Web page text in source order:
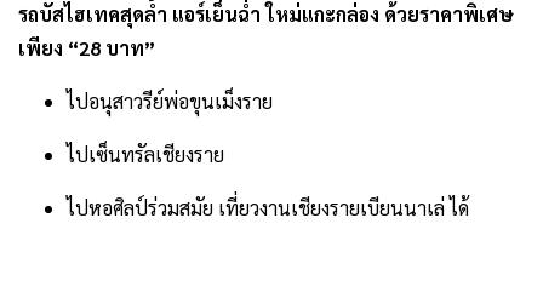
รถบัสไฮเทคสุดล้ำ แอร์เย็นฉ่ำ ใหม่แกะกล่อง ด้วยราคาพิเศษ
เพียง “28 บาท”
ไปอนุสาวรีย์พ่อขุนเม็งราย
ไปเซ็นทรัลเชียงราย
ไปหอศิลป์ร่วมสมัย เที่ยวงานเชียงรายเบียนนาเล่ ได้